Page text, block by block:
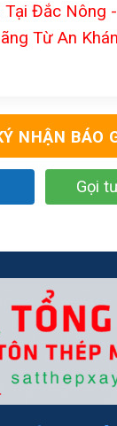
Tại Đắc Nông
Từ An
NHẬN BÁO
Gọi